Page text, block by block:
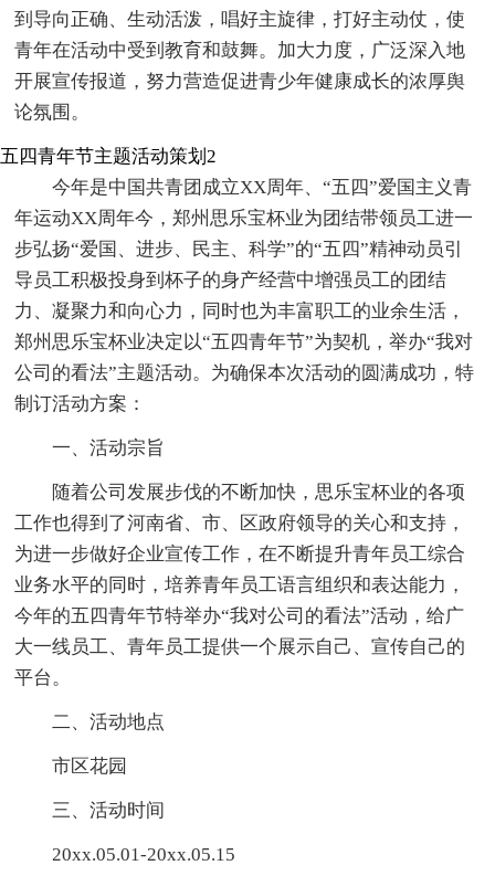
到导向正确、生动活泼，唱好主旋律，打好主动仗，使
青年在活动中受到教育和鼓舞。加大力度，广泛深入地
开展宣传报道，努力营造促进青少年健康成长的浓厚舆
论氛围。
五四青年节主题活动策划2
今年是中国共青团成立XX周年、“五四”爱国主义青
年运动XX周年今，郑州思乐宝杯业为团结带领员工进一
步弘扬“爱国、进步、民主、科学”的“五四”精神动员引
导员工积极投身到杯子的身产经营中增强员工的团结
力、凝聚力和向心力，同时也为丰富职工的业余生活，
郑州思乐宝杯业决定以“五四青年节”为契机，举办“我对
公司的看法”主题活动。为确保本次活动的圆满成功，特
制订活动方案：
一、活动宗旨
随着公司发展步伐的不断加快，思乐宝杯业的各项
工作也得到了河南省、市、区政府领导的关心和支持，
为进一步做好企业宣传工作，在不断提升青年员工综合
业务水平的同时，培养青年员工语言组织和表达能力，
今年的五四青年节特举办“我对公司的看法”活动，给广
大一线员工、青年员工提供一个展示自己、宣传自己的
平台。
二、活动地点
市区花园
三、活动时间
20xx.05.01-20xx.05.15